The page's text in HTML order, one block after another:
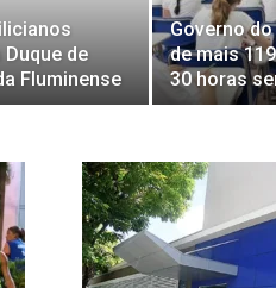
de
Fluminense
Governo
de mais
30 horas